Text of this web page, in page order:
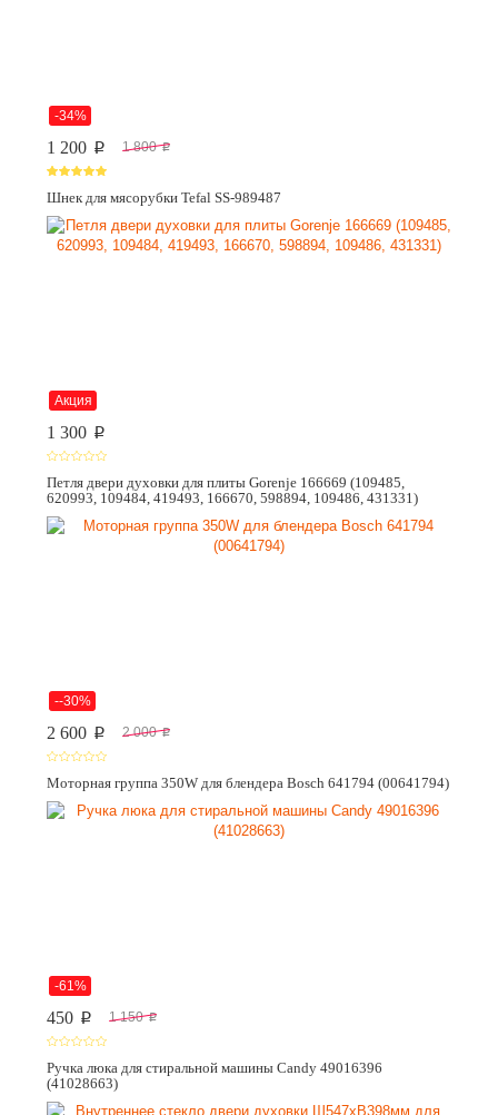
-34%
1 200 p 1 800 p
Шнек для мясорубки Tefal SS-989487
Акция
1 300 p
Петля двери духовки для плиты Gorenje 166669 (109485,
620993, 109484, 419493, 166670, 598894, 109486, 431331)
--30%
2 600 p 2 000 p
Моторная группа 350W для блендера Bosch 641794 (00641794)
-61%
450 p 1 150 p
Ручка люка для стиральной машины Candy 49016396
(41028663)